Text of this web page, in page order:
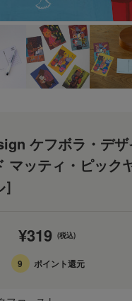
ケフボラ・デザ
マッティ・ピック
¥319 (税込)
9 ポイント還元